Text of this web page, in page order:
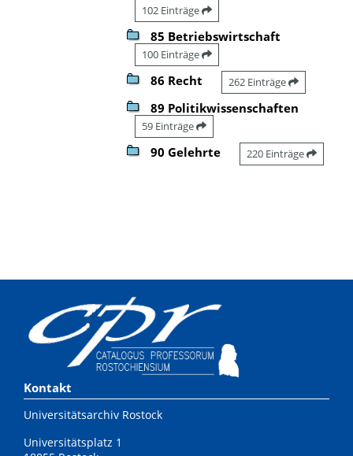
102 Einträge
85 Betriebswirtschaft
100 Einträge
86 Recht 262 Einträge
89 Politikwissenschaften
59 Einträge
90 Gelehrte 220 Einträge
Kontakt
Universitätsarchiv Rostock
Universitätsplatz 1